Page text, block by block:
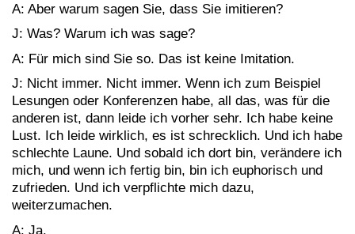
A: Aber warum sagen Sie, dass Sie imitieren?
J: Was? Warum ich was sage?
A: Für mich sind Sie so. Das ist keine Imitation.
J: Nicht immer. Nicht immer. Wenn ich zum Beispiel
Lesungen oder Konferenzen habe, all das, was für die
anderen ist, dann leide ich vorher sehr. Ich habe keine
Lust. Ich leide wirklich, es ist schrecklich. Und ich habe
schlechte Laune. Und sobald ich dort bin, verändere ich
mich, und wenn ich fertig bin, bin ich euphorisch und
zufrieden. Und ich verpflichte mich dazu,
weiterzumachen.
A: Ja.